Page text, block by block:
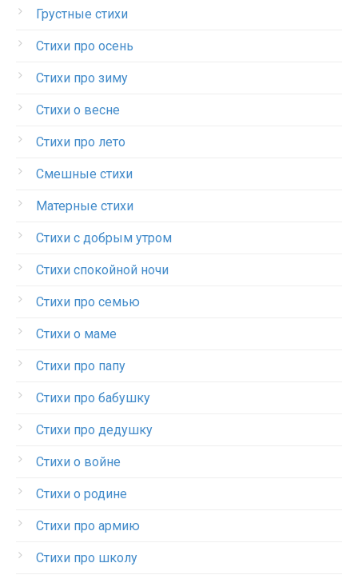
Грустные стихи
Стихи про осень
Стихи про зиму
Стихи о весне
Стихи про лето
Смешные стихи
Матерные стихи
Стихи с добрым утром
Стихи спокойной ночи
Стихи про семью
Стихи о маме
Стихи про папу
Стихи про бабушку
Стихи про дедушку
Стихи о войне
Стихи о родине
Стихи про армию
Стихи про школу